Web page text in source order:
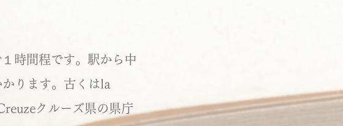
時間程です。駅から中
ります。古くはla
クルーズ県の県庁